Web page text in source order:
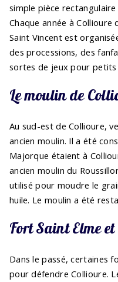
simple pièce
Chaque année à
Saint Vincent est
des processions, des
sortes de jeux pour
Le moulin de
Au sud-est de Collioure,
ancien moulin. Il a été
Majorque étaient à
ancien moulin du
utilisé pour moudre le
huile. Le moulin a été
Fort Saint Elme
Dans le passé, certaines
pour défendre Collioure.